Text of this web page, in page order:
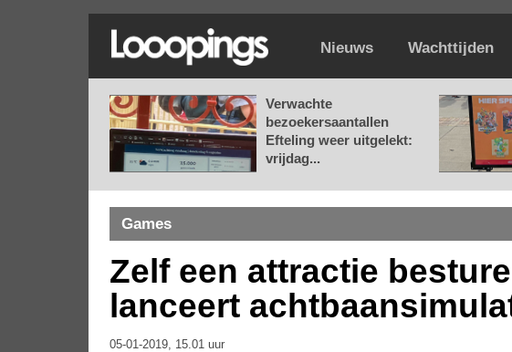
Nieuws Wachttijden
Verwachte
bezoekersaantallen
Efteling weer uitgelekt:
vrijdag...
Games
Zelf een attractie
lanceert
05-01-2019, 15.01 uur